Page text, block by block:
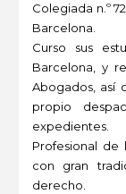
Colegiada n.º
Barcelona.
Curso sus
Barcelona, y
Abogados, así
propio
expedientes.
Profesional
con gran
derecho.